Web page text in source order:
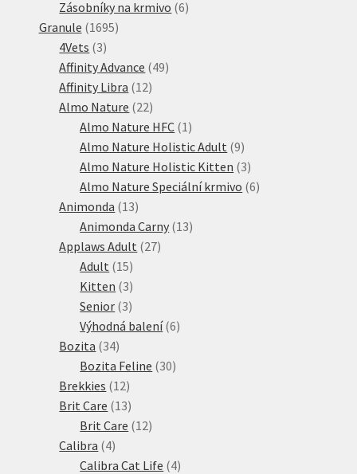
produkty
Zásobníky na krmivo 66
Granule 16951695
4Vets 33
produkty
Affinity Advance 4949
Affinity Libra 1212
produktů
Almo Nature 2222
produktů
Almo Nature HFC 1 1
produkt
Almo Nature Holistic Adult 99
produktů
Almo Nature Holistic Kitten 33
produkty
Almo Nature Speciální krmivo 66
Animonda 1313
produktů
Animonda Carny 1313
Applaws Adult 2727
Adult 1515
produktů
Kitten 33
produkty
Senior 33
produkty
Výhodná balení 66
Bozita 3434
produktů
Bozita Feline 3030
Brekkies 1212
produktů
Brit Care 1313
produktů
Brit Care 1212
Calibra 44
produkty
Calibra Cat Life 44